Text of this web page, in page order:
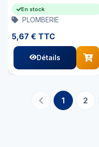
En stock
PLOMBERIE
5,67 € TTC
Détails
1 2